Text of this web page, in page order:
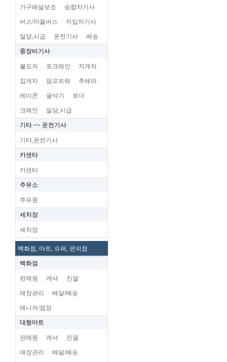
가구배달보조 승합차기사
버스/마을버스 지입차기사
일당,시급 운전기사 배송
중장비기사
불도저 포크레인 지게차
집게차 덤프트럭 추레라
레미콘 굴삭기 로더
크레인 일당,시급
기타 ~~ 운전기사
기타,운전기사
카센타
카센타
주유소
주유원
세차장
세차장
백화점, 마트, 슈퍼, 편의점
백화점
편매원 캐셔 진열
매장관리 배달/배송
매니저/점장
대형마트
판매원 캐셔 진열
매장관리 배달/배송